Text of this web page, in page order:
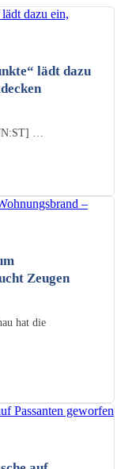
lädt dazu
…
Zeugen
hat die